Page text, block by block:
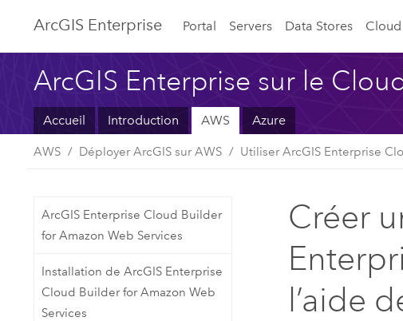
ArcGIS Enterprise Portal Servers Data Stores Cloud
ArcGIS Enterprise sur le
Accueil Introduction AWS Azure
AWS Déployer ArcGIS sur AWS Utiliser ArcGIS Enterprise
ArcGIS Enterprise Cloud Builder
for Amazon Web Services
Installation de ArcGIS Enterprise
Cloud Builder for Amazon Web
Services
Créer
l’aide